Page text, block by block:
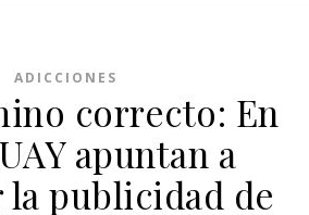
ADICCIONES
correcto: En
apuntan a
publicidad de